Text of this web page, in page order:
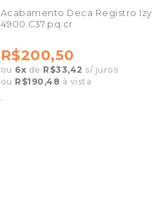
Acabamento Deca Registro Izy
4900.C37.pq.cr
R$200,50
ou 6x de R$33,42 s/ juros
ou R$190,48 à vista
.